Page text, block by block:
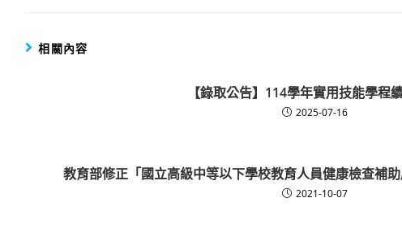
相關內容
【錄取公告】114學年實用技能學程
2025-07-16
教育部修正「國立高級中等以下學校教育人員健康檢查補
2021-10-07